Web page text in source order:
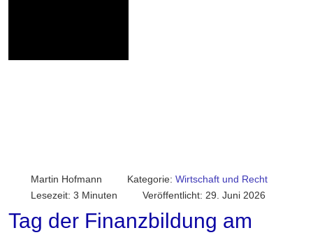
Martin Hofmann Kategorie: Wirtschaft und Recht
Lesezeit: 3 Minuten
Veröffentlicht: 29. Juni 2026
Tag der Finanzbildung am